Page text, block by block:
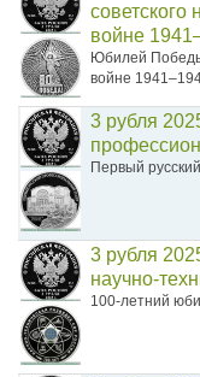
советского
войне
Юбилей Победы
войне
3 рубля
Первый
3 рубля
научно-
100-летний